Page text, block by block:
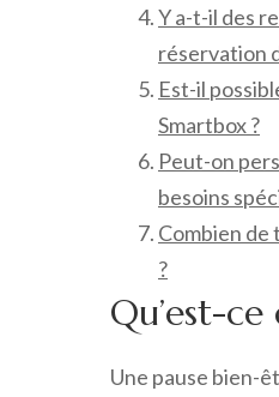
Y a-t-il des
réservation
Est-il
Smartbox ?
Peut-on
besoins
Combien de
?
Qu’est-
Une pause bien-